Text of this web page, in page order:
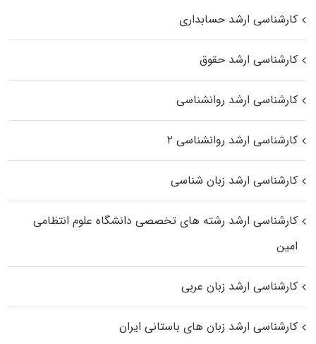
کارشناسی ارشد حسابداری
کارشناسی ارشد حقوق
کارشناسی ارشد روانشناسی
کارشناسی ارشد روانشناسی ۲
کارشناسی ارشد زبان شناسی
کارشناسی ارشد رﺷﺘﻪ ﻫﺎی تخصصی داﻧﺸﮕﺎه ﻋﻠﻮم انتظامی
اﻣﻴﻦ
کارشناسی ارشد زبان عربی
کارشناسی ارشد زبان‌ های باستانی ایران